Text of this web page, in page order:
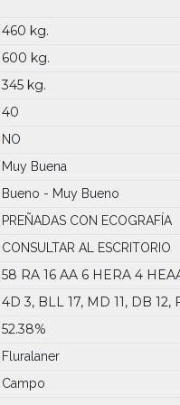
460 kg.
600 kg.
345 kg.
40
NO
Muy Buena
Bueno - Muy Bueno
PREÑADAS CON ECOGRAFÍA
CONSULTAR AL ESCRITORIO
58 RA 16 AA 6 HERA 4
4D 3, BLL 17, MD 11, DB 12,
52.38%
Fluralaner
Campo